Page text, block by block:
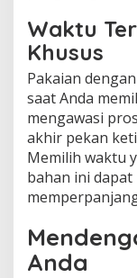
Waktu
Khusus
Pakaian
saat Anda
mengawasi
akhir pekan
Memilih waktu
bahan ini
Anda